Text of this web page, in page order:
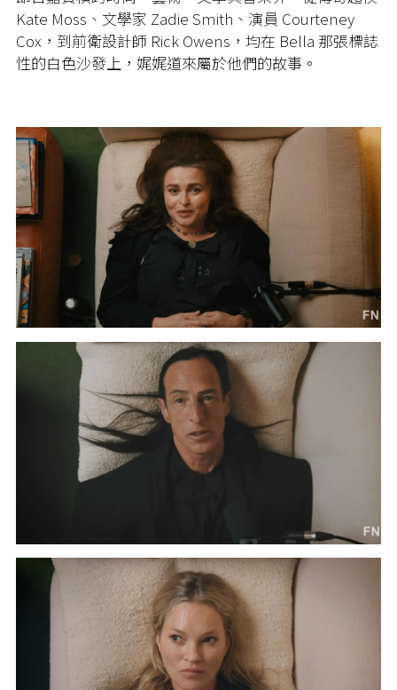
Kate Moss 、文學家 Zadie Smith 、演員 Courteney
Cox ，到前衛設計師 Rick Owens ，均在 Bella 那張標誌
性的白色沙發上，娓娓道來屬於他們的故事。